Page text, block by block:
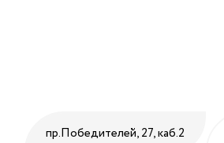
пр.Победителей, 27, каб.2